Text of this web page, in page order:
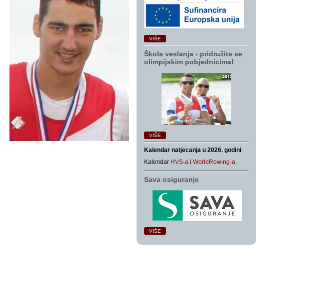
VIŠE
Škola veslanja ‑ pridružite se
olimpijskim pobjednicima!
VIŠE
Kalendar natjecanja u 2026. godini
Kalendar HVS-a i WorldRowing-a.
Sava osiguranje
VIŠE